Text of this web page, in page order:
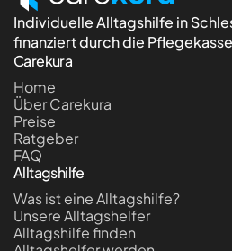
Individuelle Alltagshilfe in
finanziert durch die
Carekura
Home
Über Carekura
Preise
Ratgeber
FAQ
Alltagshilfe
Was ist eine Alltagshilfe?
Unsere Alltagshelfer
Alltagshilfe finden